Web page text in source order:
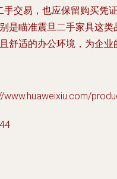
手交易，也应保留购买凭
别是瞄准震旦二手家具这类
舒适的办公环境，为企业